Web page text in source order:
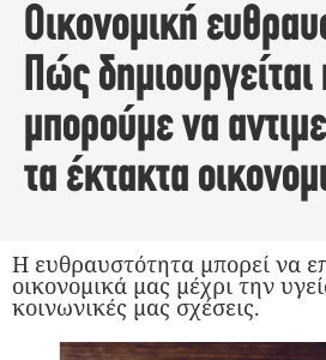
Οικονομική
Πώς
μπορούμε να
τα έκτακτα
Η ευθραυστότητα μπορεί να
οικονομικά μας μέχρι την
κοινωνικές μας σχέσεις.